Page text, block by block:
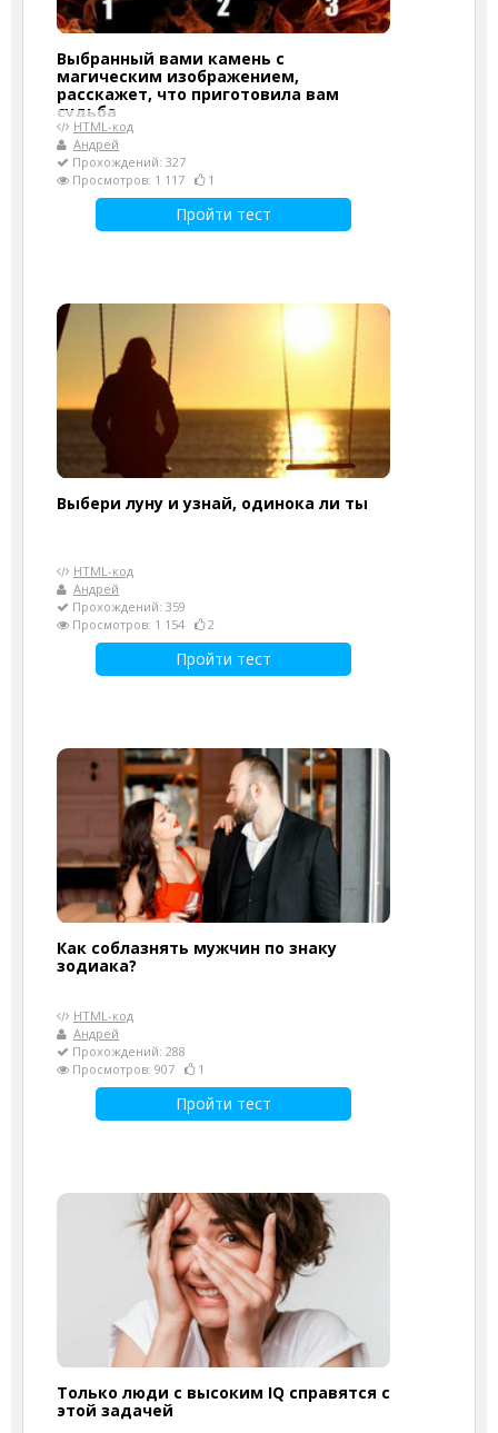
Выбранный вами камень с
магическим изображением,
расскажет, что приготовила вам
судьба
HTML-код
Андрей
Прохождений: 327
Просмотров: 1 117
1
Пройти тест
Выбери луну и узнай, одинока ли ты
HTML-код
Андрей
Прохождений: 359
Просмотров: 1 154
2
Пройти тест
Как соблазнять мужчин по знаку
зодиака?
HTML-код
Андрей
Прохождений: 288
Просмотров: 907
1
Пройти тест
Только люди с высоким IQ справятся с
этой задачей